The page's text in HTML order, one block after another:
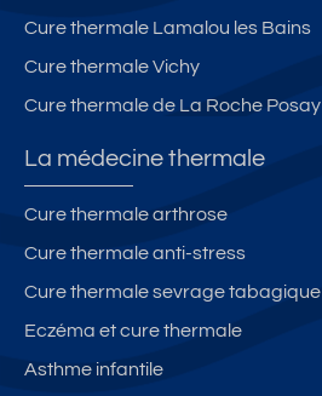
Cure thermale Lamalou les Bains
Cure thermale Vichy
Cure thermale de La Roche Posay
La médecine thermale
Cure thermale arthrose
Cure thermale anti-stress
Cure thermale sevrage tabagique
Eczéma et cure thermale
Asthme infantile